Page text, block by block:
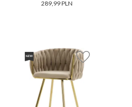
289,99 PLN